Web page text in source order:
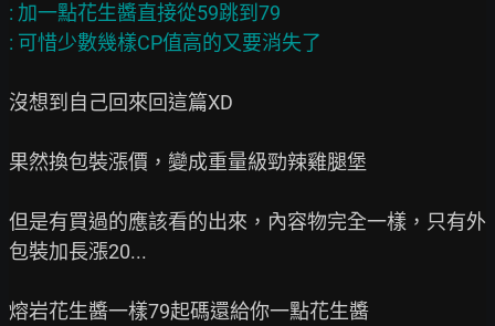
: 加一點花生醬直接從59跳到79
沒想到自己回來回這篇XD
果然換包裝漲價，變成重量級勁辣雞腿堡
但是有買過的應該看的出來，內容物完全一樣，只有外
包裝加長漲20...
熔岩花生醬一樣79起碼還給你一點花生醬